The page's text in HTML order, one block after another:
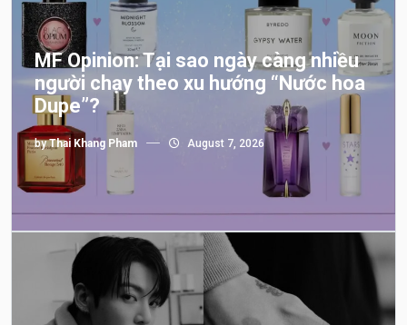
MF Opinion: Tại sao ngày càng nhiều
người chạy theo xu hướng “Nước hoa
Dupe”?
byThai Khang Pham August 7, 2026